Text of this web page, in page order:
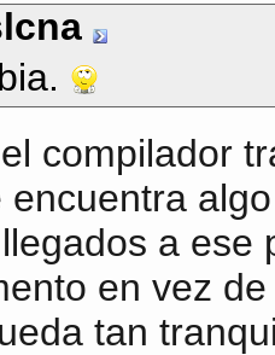
compilador
a ese
en vez
tan